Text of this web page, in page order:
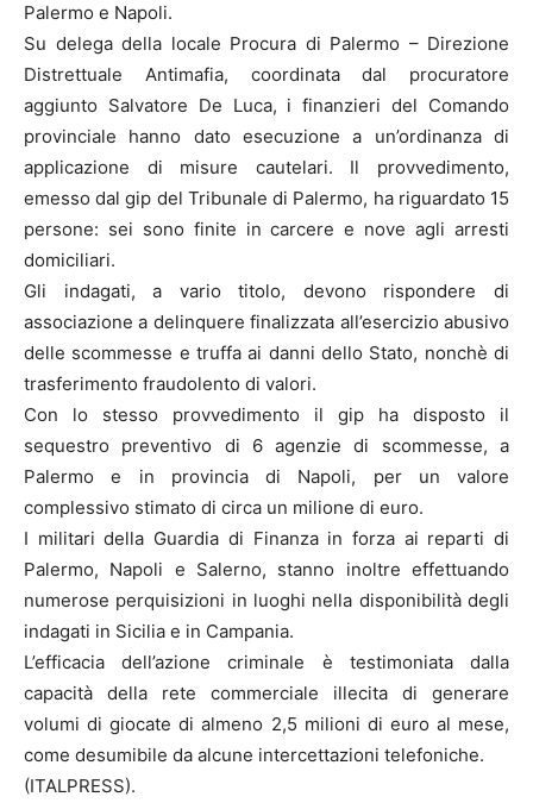
Palermo e Napoli.
Su delega della locale Procura di Palermo – Direzione
Distrettuale Antimafia, coordinata dal procuratore
aggiunto Salvatore De Luca, i finanzieri del Comando
provinciale hanno dato esecuzione a un’ordinanza di
applicazione di misure cautelari. Il provvedimento,
emesso dal gip del Tribunale di Palermo, ha riguardato 15
persone: sei sono finite in carcere e nove agli arresti
domiciliari.
Gli indagati, a vario titolo, devono rispondere di
associazione a delinquere finalizzata all’esercizio abusivo
delle scommesse e truffa ai danni dello Stato, nonchè di
trasferimento fraudolento di valori.
Con lo stesso provvedimento il gip ha disposto il
sequestro preventivo di 6 agenzie di scommesse, a
Palermo e in provincia di Napoli, per un valore
complessivo stimato di circa un milione di euro.
I militari della Guardia di Finanza in forza ai reparti di
Palermo, Napoli e Salerno, stanno inoltre effettuando
numerose perquisizioni in luoghi nella disponibilità degli
indagati in Sicilia e in Campania.
L’efficacia dell’azione criminale è testimoniata dalla
capacità della rete commerciale illecita di generare
volumi di giocate di almeno 2,5 milioni di euro al mese,
come desumibile da alcune intercettazioni telefoniche.
(ITALPRESS).